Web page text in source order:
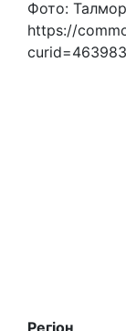
Фото:
https://
Регіон